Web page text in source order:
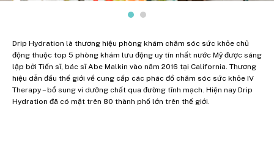
Drip Hydration là thương hiệu phòng khám chăm sóc sức khỏe chủ
động thuộc top 5 phòng khám lưu động uy tín nhất nước Mỹ được sáng
lập bởi Tiến sĩ, bác sĩ Abe Malkin vào năm 2016 tại California. Thương
hiệu dẫn đầu thế giới về cung cấp các phác đồ chăm sóc sức khỏe IV
Therapy – bổ sung vi dưỡng chất qua đường tĩnh mạch. Hiện nay Drip
Hydration đã có mặt trên 80 thành phố lớn trên thế giới.